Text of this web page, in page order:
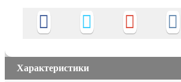
Характеристики